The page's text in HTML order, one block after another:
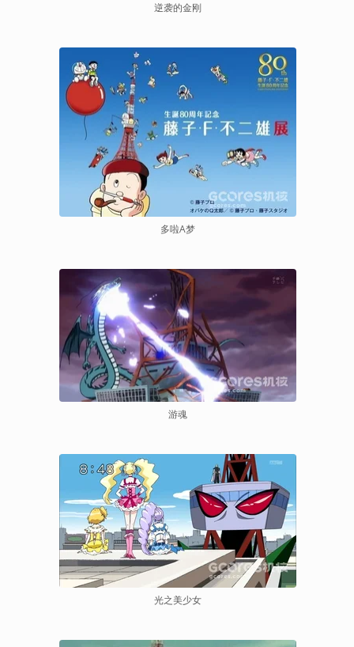
逆袭的金刚
多啦A梦
游魂
光之美少女